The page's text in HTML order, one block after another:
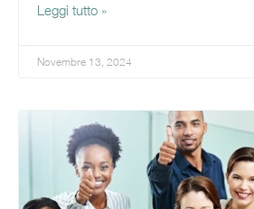
Leggi tutto »
Novembre 13, 2024